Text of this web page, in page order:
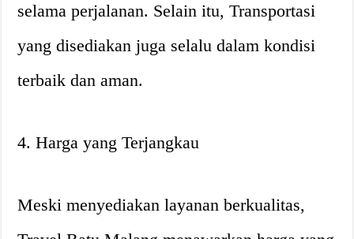
selama perjalanan. Selain itu, Transportasi
yang disediakan juga selalu dalam kondisi
terbaik dan aman.
4. Harga yang Terjangkau
Meski menyediakan layanan berkualitas,